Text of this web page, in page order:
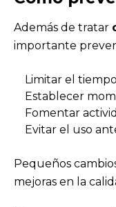
Además de tratar
importante
Limitar el
Establecer
Fomentar
Evitar el uso
Pequeños
mejoras en la